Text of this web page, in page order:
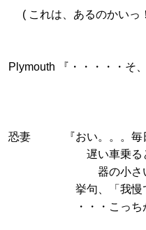
( これは、あるのかいっ
Plymouth 『・・・・
恐妻 『おい。。。毎日
遅い車乗ると途
器の小さい人間
挙句、「我慢できな
・・・こっちが迷惑